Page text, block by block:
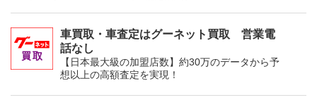
車買取・車査定はグーネット買取 営業電
話なし
【日本最大級の加盟店数】約30万のデータから予
想以上の高額査定を実現！